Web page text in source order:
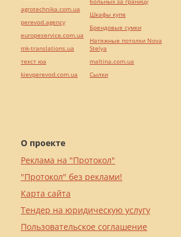
О проекте
Реклама на "Протокол"
"Протокол" без реклами!
Карта сайта
Тендер на юридическую услугу
Пользовательское соглашение
agrotechnika.com.ua
perevod.agency
europeservice.com.ua
mk-translations.ua
текст юа
kievperevod.com.ua
Шкафы купе
Брендовые сумки
Натяжные потолки Nova
Stelya
maltina.com.ua
Cылки